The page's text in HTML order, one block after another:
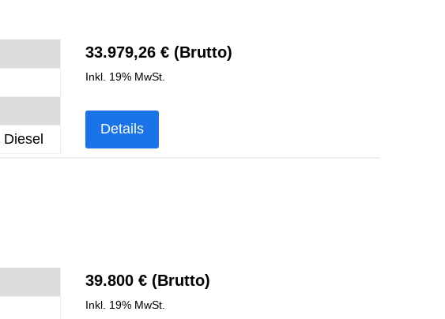
Diesel
33.979,26 € (Brutto)
Inkl. 19% MwSt.
Details
39.800 € (Brutto)
Inkl. 19% MwSt.